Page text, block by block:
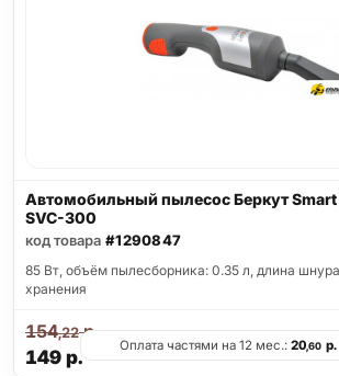
Автомобильный пылесос Беркут Smart
SVC-300
код товара #1290847
85 Вт, объём пылесборника: 0.35 л, длина
хранения
149р.
154,22р.
Оплата частями на 12 мес.:20,60 р.